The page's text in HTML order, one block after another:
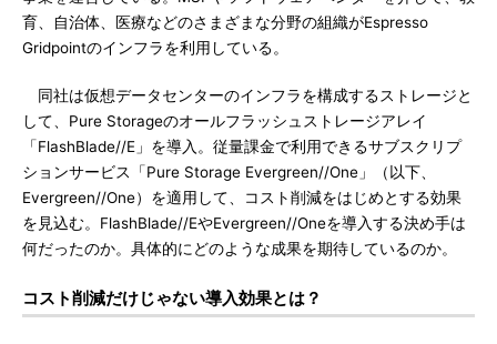
育、自治体、医療などのさまざまな分野の組織がEspresso
Gridpointのインフラを利用している。
同社は仮想データセンターのインフラを構成するストレージと
して、Pure Storageのオールフラッシュストレージアレイ
「FlashBlade//E」を導入。従量課金で利用できるサブスクリプ
ションサービス「Pure Storage Evergreen//One」（以下、
Evergreen//One）を適用して、コスト削減をはじめとする効果
を見込む。FlashBlade//EやEvergreen//Oneを導入する決め手は
何だったのか。具体的にどのような成果を期待しているのか。
コスト削減だけじゃない導入効果とは？